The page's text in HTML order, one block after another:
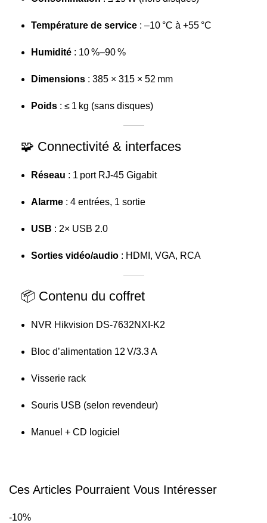
Température de service : –10 °C à +55 °C
Humidité : 10 %–90 %
Dimensions : 385 × 315 × 52 mm
Poids : ≤ 1 kg (sans disques)
🧩 Connectivité & interfaces
Réseau : 1 port RJ-45 Gigabit
Alarme : 4 entrées, 1 sortie
USB : 2× USB 2.0
Sorties vidéo/audio : HDMI, VGA, RCA
📦 Contenu du coffret
NVR Hikvision DS‑7632NXI‑K2
Bloc d’alimentation 12 V/3.3 A
Visserie rack
Souris USB (selon revendeur)
Manuel + CD logiciel
Ces Articles Pourraient Vous Intéresser
-10%